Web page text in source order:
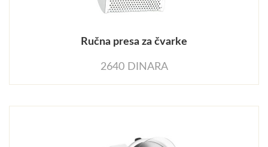
Ručna presa za čvarke
2640 DINARA